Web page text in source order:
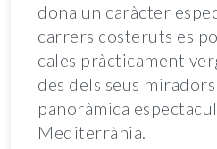
dona un caràcter
carrers costeruts es
cales pràcticament
des dels seus
panoràmica
Mediterrània.